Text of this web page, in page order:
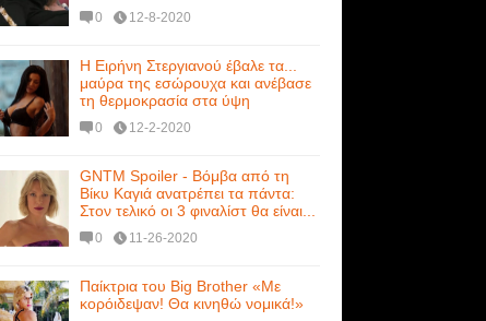
0 12-8-2020
Η Ειρήνη Στεργιανού έβαλε τα...
μαύρα της εσώρουχα και ανέβασε
τη θερμοκρασία στα ύψη
0 12-2-2020
GNTM Spoiler - Βόμβα από τη
Βίκυ Καγιά ανατρέπει τα πάντα:
Στον τελικό οι 3 φιναλίστ θα είναι...
0 11-26-2020
Παίκτρια του Big Brother «Με
κορόιδεψαν! Θα κινηθώ νομικά!»